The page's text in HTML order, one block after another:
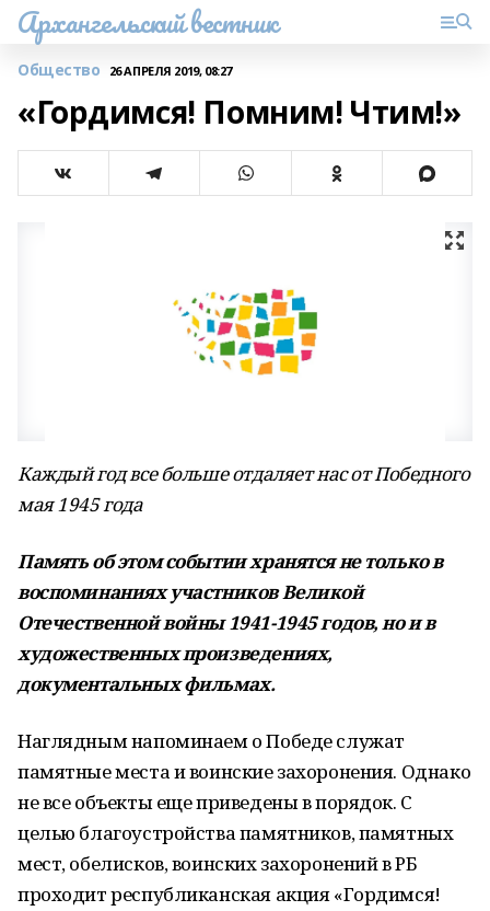
Архангельский вестник
Общество 26 АПРЕЛЯ 2019, 08:27
«Гордимся! Помним! Чтим!»
Каждый год все больше отдаляет нас от Победного
мая 1945 года
Память об этом событии хранятся не только в
воспоминаниях участников Великой
Отечественной войны 1941-1945 годов, но и в
художественных произведениях,
документальных фильмах.
Наглядным напоминаем о Победе служат
памятные места и воинские захоронения. Однако
не все объекты еще приведены в порядок. С
целью благоустройства памятников, памятных
мест, обелисков, воинских захоронений в РБ
проходит республиканская акция «Гордимся!